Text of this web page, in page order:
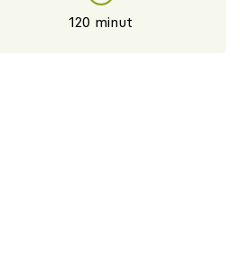
120 minut